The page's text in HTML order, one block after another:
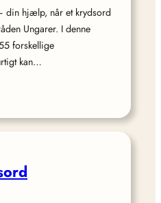
din hjælp, når et krydsord
Ungarer. I denne
forskellige
kan…